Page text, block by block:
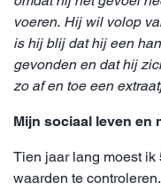
voeren. Hij wil volop
is hij blij dat hij een
gevonden en dat hij
zo af en toe een
Mijn sociaal leven en
Tien jaar lang moest ik
waarden te